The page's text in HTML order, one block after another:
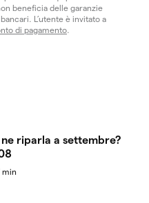
beneficia delle garanzie
L’utente è invitato a
di pagamento.
riparla a settembre?
min